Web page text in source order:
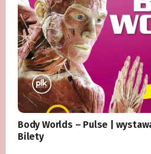
Body Worlds – Pulse |
Bilety